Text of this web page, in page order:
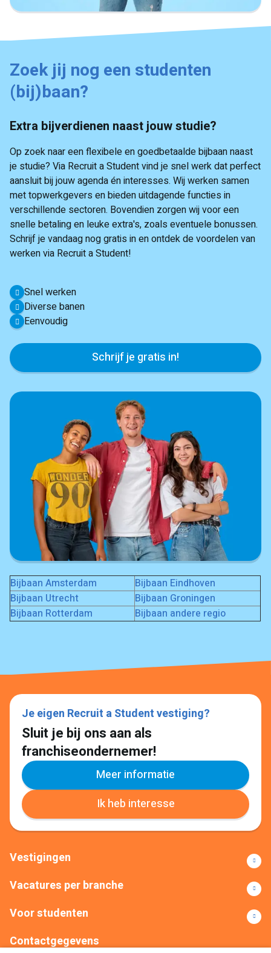
Zoek jij nog een studenten
(bij)baan?
Extra bijverdienen naast jouw studie?
Op zoek naar een flexibele en goedbetaalde bijbaan naast
je studie? Via Recruit a Student vind je snel werk dat perfect
aansluit bij jouw agenda én interesses. Wij werken samen
met topwerkgevers en bieden uitdagende functies in
verschillende sectoren. Bovendien zorgen wij voor een
snelle betaling en leuke extra's, zoals eventuele bonussen.
Schrijf je vandaag nog gratis in en ontdek de voordelen van
werken via Recruit a Student!
Snel werken
Diverse banen
Eenvoudig
Schrijf je gratis in!
Bijbaan Amsterdam
Bijbaan Eindhoven
Bijbaan Utrecht
Bijbaan Groningen
Bijbaan Rotterdam
Bijbaan andere regio
Je eigen Recruit a Student vestiging?
Sluit je bij ons aan als
franchiseondernemer!
Meer informatie
Ik heb interesse
Vestigingen
Vacatures per branche
Voor studenten
Contactgegevens